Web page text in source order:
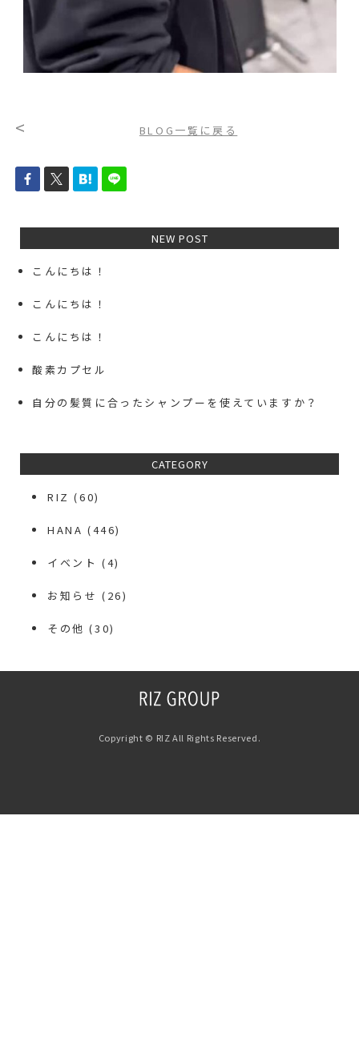
< BLOG一覧に戻る
NEW POST
こんにちは！
こんにちは！
こんにちは！
酸素カプセル
自分の髪質に合ったシャンプーを使えていますか？
CATEGORY
RIZ (60)
HANA (446)
イベント (4)
お知らせ (26)
その他 (30)
Copyright © RIZ All Rights Reserved.